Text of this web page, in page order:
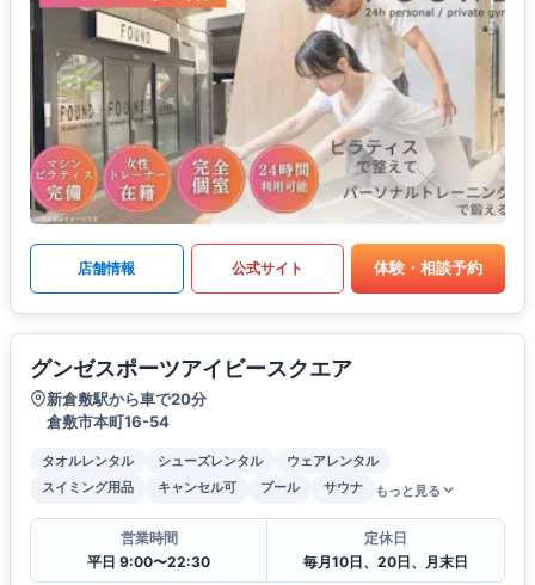
店舗情報 公式サイト 体験・相談予約
グンゼスポーツアイビースクエア
新倉敷駅から車で20分
倉敷市本町16-54
タオルレンタル シューズレンタル
ウェアレンタル
スイミング用品
キャンセル可 プール サウナ もっと見る
営業時間
平日 9:00〜22:30
定休日
毎月10日、20日、月末日